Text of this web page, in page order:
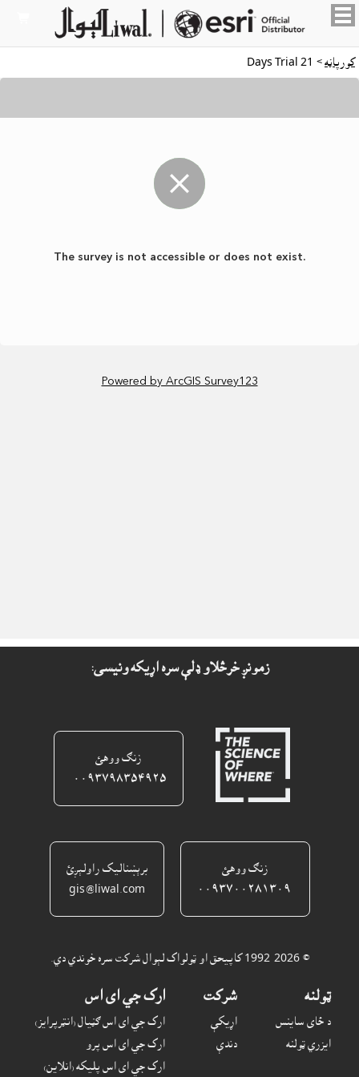
کورپاڼه > 21 Days Trial
زمونږ خرڅلاو ډلې سره اړيکه ونيسى:
زنګ ووهئ
٠٠٩٣٧٩٨٣٥٤٩٢٥ ‎
زنګ ووهئ
برېښناليک راولېږئ
gis@liwal.com
© 1992-2026 کاپيحق او ټولواک لېوال شرکت سره خوندي دي.
ټولنه
د ځاى ساينس
ايزري ټولنه
شرکت
اړيکې
دندې
ارک جي اى اس
ارک جي اى اس ګڼيال (انټرپرايز)
ارک جي اى اس پرو
ارک جي اى اس پليکه (انلاين)